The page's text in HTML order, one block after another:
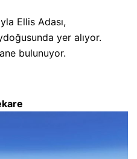
Ellis Adası,
yer alıyor.
bulunuyor.